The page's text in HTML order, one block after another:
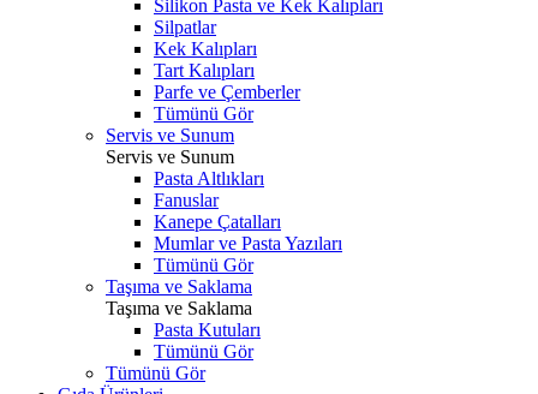
Silikon Pasta ve Kek Kalıpları
Silpatlar
Kek Kalıpları
Tart Kalıpları
Parfe ve Çemberler
Tümünü Gör
Servis ve Sunum
Servis ve Sunum
Pasta Altlıkları
Fanuslar
Kanepe Çatalları
Mumlar ve Pasta Yazıları
Tümünü Gör
Taşıma ve Saklama
Taşıma ve Saklama
Pasta Kutuları
Tümünü Gör
Tümünü Gör